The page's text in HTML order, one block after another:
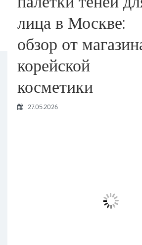
лица в Москве:
обзор от
корейской
косметики
27.05.2026